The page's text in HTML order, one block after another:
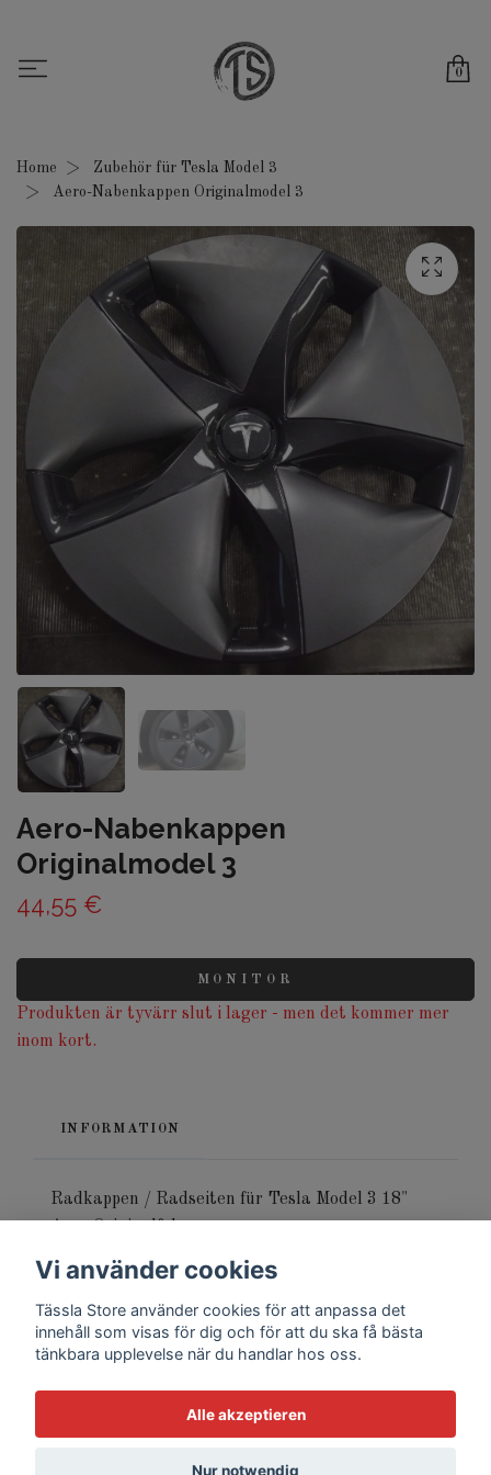
0
Home
Zubehör für Tesla Model 3
Aero-Nabenkappen Originalmodel 3
Aero-Nabenkappen
Originalmodel 3
44,55 €
MONITOR
Produkten är tyvärr slut i lager - men det kommer mer
inom kort.
INFORMATION
Radkappen / Radseiten für Tesla Model 3 18"
Einzeln verkauft.
© 2026 Tässla Store
Vi använder cookies
Tässla Store använder cookies för att anpassa det
innehåll som visas för dig och för att du ska få bästa
tänkbara upplevelse när du handlar hos oss.
Alle akzeptieren
Nur notwendig